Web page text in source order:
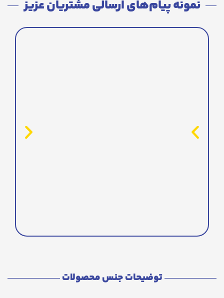
نمونه پیام‌های ارسالی مشتریان عزیز
توضیحات جنس محصولات